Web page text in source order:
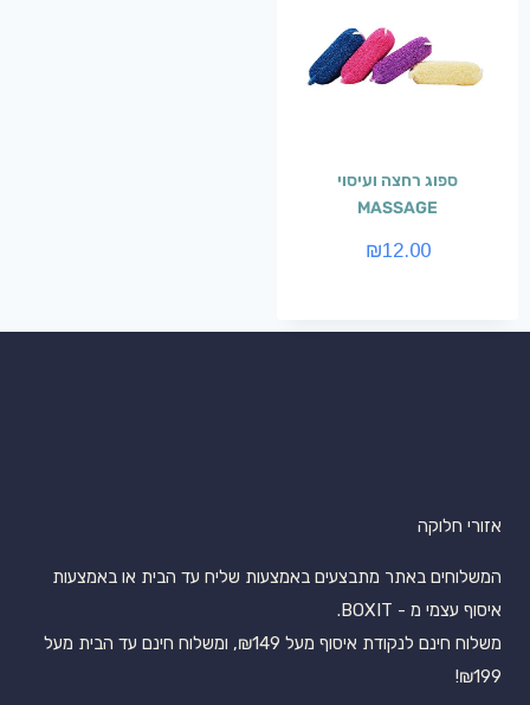
ספוג רחצה ועיסוי
MASSAGE
₪12.00
אזורי חלוקה
המשלוחים באתר מתבצעים באמצעות שליח עד הבית או באמצעות
איסוף עצמי מ - BOXIT.
משלוח חינם לנקודת איסוף מעל ₪149, ומשלוח חינם עד הבית מעל
₪199!